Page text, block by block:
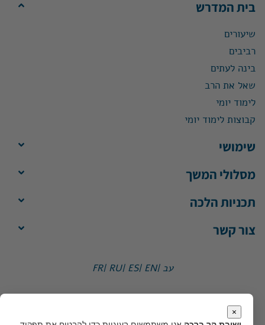
בית המדרש
שיעורים
רביבים
בינה לעתים
שאל את הרב
לימוד יומי
קבוצות לימוד יומי
שימושי
מסלולי המשך
תכניות הלכה
צור קשר
עב |EN |
ES |
RU |
FR
×